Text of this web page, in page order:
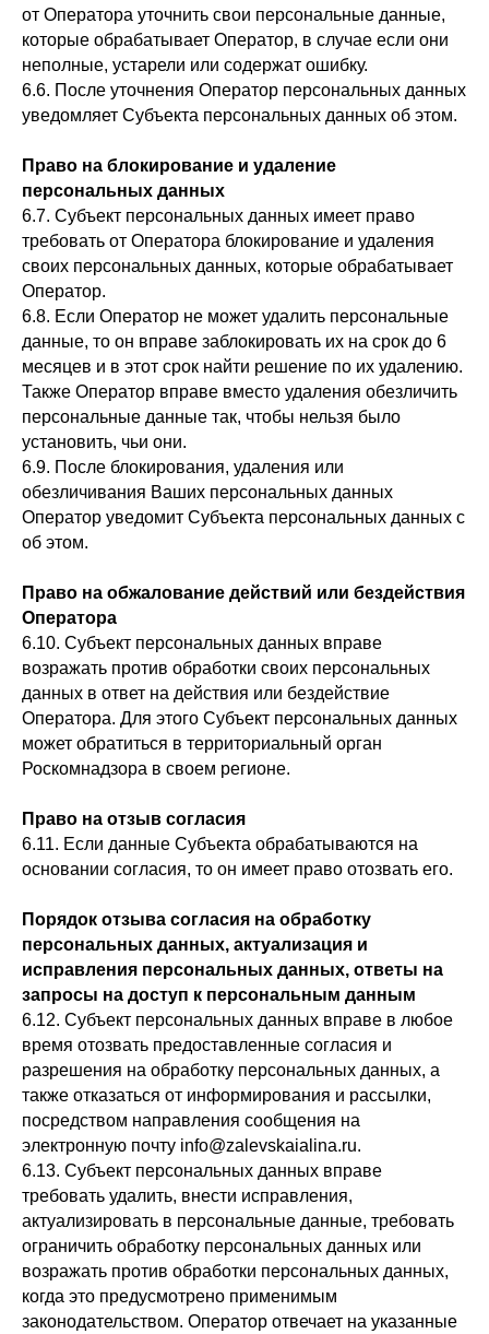
от Оператора уточнить свои персональные данные,
которые обрабатывает Оператор, в случае если они
неполные, устарели или содержат ошибку.
6.6. После уточнения Оператор персональных данных
уведомляет Субъекта персональных данных об этом.
Право на блокирование и удаление
персональных данных
6.7. Субъект персональных данных имеет право
требовать от Оператора блокирование и удаления
своих персональных данных, которые обрабатывает
Оператор.
6.8. Если Оператор не может удалить персональные
данные, то он вправе заблокировать их на срок до 6
месяцев и в этот срок найти решение по их удалению.
Также Оператор вправе вместо удаления обезличить
персональные данные так, чтобы нельзя было
установить, чьи они.
6.9. После блокирования, удаления или
обезличивания Ваших персональных данных
Оператор уведомит Субъекта персональных данных с
об этом.
Право на обжалование действий или бездействия
Оператора
6.10. Субъект персональных данных вправе
возражать против обработки своих персональных
данных в ответ на действия или бездействие
Оператора. Для этого Субъект персональных данных
может обратиться в территориальный орган
Роскомнадзора в своем регионе.
Право на отзыв согласия
6.11. Если данные Субъекта обрабатываются на
основании согласия, то он имеет право отозвать его.
Порядок отзыва согласия на обработку
персональных данных, актуализация и
исправления персональных данных, ответы на
запросы на доступ к персональным данным
6.12. Субъект персональных данных вправе в любое
время отозвать предоставленные согласия и
разрешения на обработку персональных данных, а
также отказаться от информирования и рассылки,
посредством направления сообщения на
электронную почту info@zalevskaialina.ru.
6.13. Субъект персональных данных вправе
требовать удалить, внести исправления,
актуализировать в персональные данные, требовать
ограничить обработку персональных данных или
возражать против обработки персональных данных,
когда это предусмотрено применимым
законодательством. Оператор отвечает на указанные